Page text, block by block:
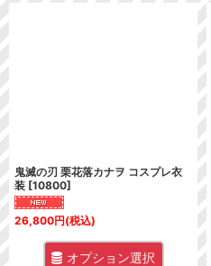
鬼滅の刃 栗花落カナヲ コスプレ衣
装 [10800]
26,800円(税込)
オプション選択